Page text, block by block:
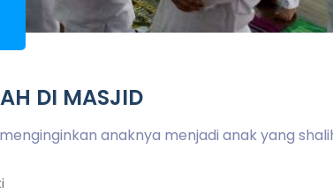
DI MASJID
anaknya menjadi anak yang